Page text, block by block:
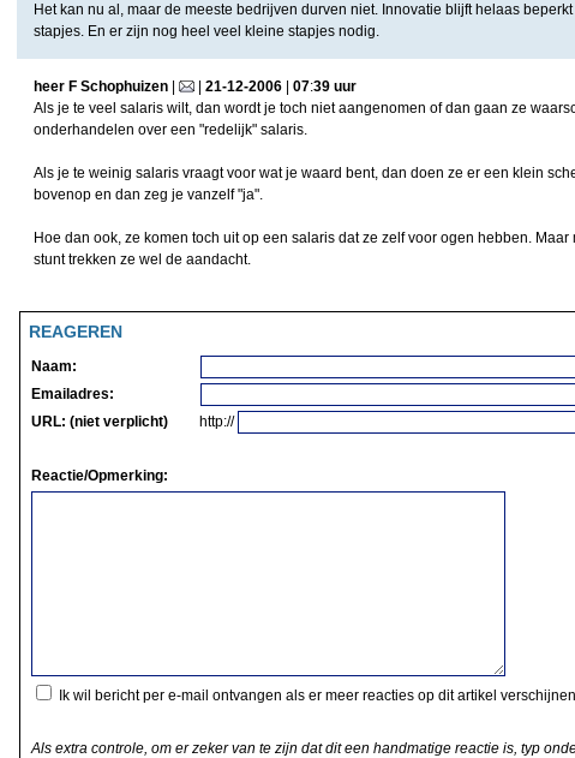
Het kan nu al, maar de meeste bedrijven durven niet. Innovatie blijft helaas
stapjes. En er zijn nog heel veel kleine stapjes nodig.
heer F Schophuizen| | 21-12-2006| 07:39 uur
Als je te veel salaris wilt, dan wordt je toch niet aangenomen of dan gaan ze
onderhandelen over een "redelijk" salaris.
Als je te weinig salaris vraagt voor wat je waard bent, dan doen ze er een klein
bovenop en dan zeg je vanzelf "ja".
Hoe dan ook, ze komen toch uit op een salaris dat ze zelf voor ogen hebben. Maar
stunt trekken ze wel de aandacht.
REAGEREN
Naam:
Emailadres:
URL: (niet verplicht)
http://
Reactie/Opmerking:
Ik wil bericht per e-mail ontvangen als er meer reacties op dit artikel
Als extra controle, om er zeker van te zijn dat dit een handmatige reactie is, typ